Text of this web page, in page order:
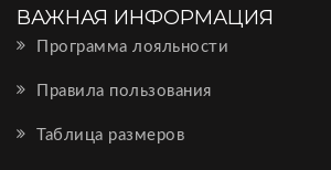
ВАЖНАЯ ИНФОРМАЦИЯ
Программа лояльности
Правила пользования
Таблица размеров